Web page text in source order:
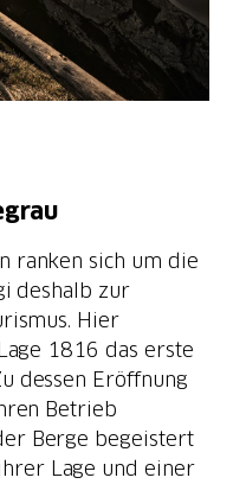
ranken sich um die
deshalb zur
Hier
1816 das erste
dessen Eröffnung
Betrieb
Berge begeistert
Lage und einer